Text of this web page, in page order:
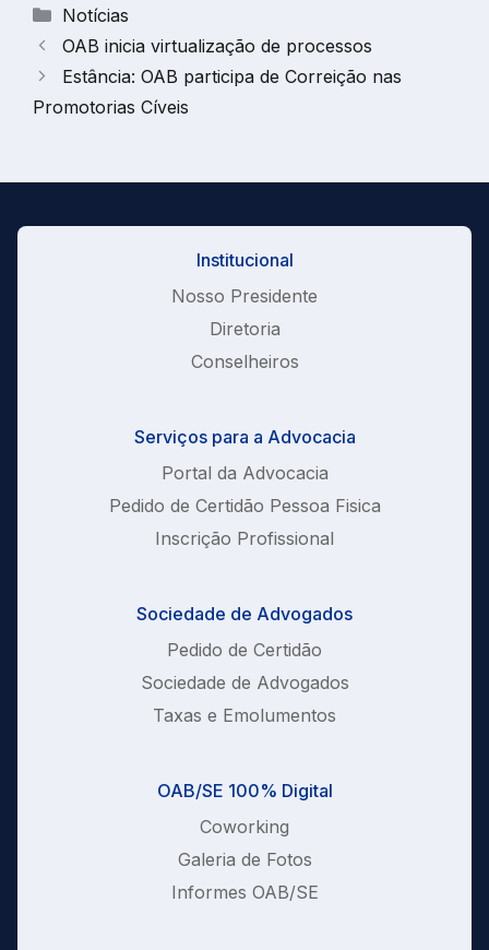
Categorias
Notícias
OAB inicia virtualização de processos
Estância: OAB participa de Correição nas
Promotorias Cíveis
Institucional
Nosso Presidente
Diretoria
Conselheiros
Serviços para a Advocacia
Portal da Advocacia
Pedido de Certidão Pessoa Fisica
Inscrição Profissional
Sociedade de Advogados
Pedido de Certidão
Sociedade de Advogados
Taxas e Emolumentos
OAB/SE 100% Digital
Coworking
Galeria de Fotos
Informes OAB/SE